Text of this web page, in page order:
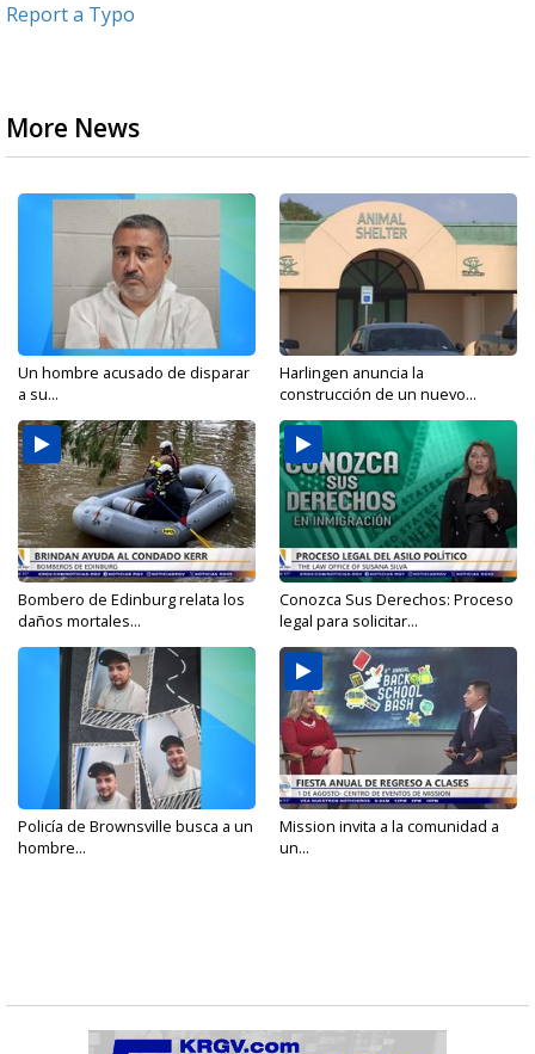
Report a Typo
More News
Un hombre acusado de disparar
a su...
Harlingen anuncia la
construcción de un nuevo...
Bombero de Edinburg relata los
daños mortales...
Conozca Sus Derechos: Proceso
legal para solicitar...
Policía de Brownsville busca a un
hombre...
Mission invita a la comunidad a
un...